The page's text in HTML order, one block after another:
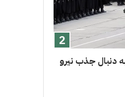
دنبال جذب نیرو